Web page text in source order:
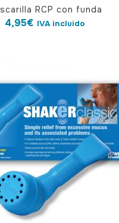
RCP con funda
4,95€ IVA incluido